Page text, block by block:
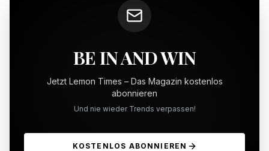
BE IN AND WIN
Jetzt Lemon Times – Das Magazin kostenlos
abonnieren
Und nie wieder Trends verpassen!
KOSTENLOS ABONNIEREN